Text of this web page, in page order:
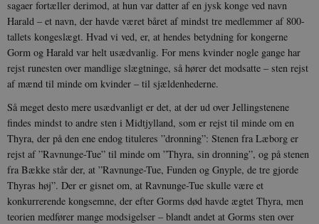
sagaer fortæller derimod, at hun var datter af en jysk konge ved navn
Harald – et navn, der havde været båret af mindst tre medlemmer af 800-
tallets kongeslægt. Hvad vi ved, er, at hendes betydning for kongerne
Gorm og Harald var helt usædvanlig. For mens kvinder nogle gange har
rejst runesten over mandlige slægtninge, så hører det modsatte – sten rejst
af mænd til minde om kvinder – til sjældenhederne.
Så meget desto mere usædvanligt er det, at der ud over Jellingstenene
findes mindst to andre sten i Midtjylland, som er rejst til minde om en
Thyra, der på den ene endog tituleres ”dronning”: Stenen fra Læborg er
rejst af ”Ravnunge-Tue” til minde om ”Thyra, sin dronning”, og på stenen
fra Bække står der, at ”Ravnunge-Tue, Funden og Gnyple, de tre gjorde
Thyras høj”. Der er gisnet om, at Ravnunge-Tue skulle være et
konkurrerende kongsemne, der efter Gorms død havde ægtet Thyra, men
teorien medfører mange modsigelser – blandt andet at Gorms sten over
sp_t
Spotify Inc.
.spotify.com
1 år
sp_landing
Spotify Inc.
.spotify.com
JSESSIONID
Oracle Corporation
.nr-data.net
Session